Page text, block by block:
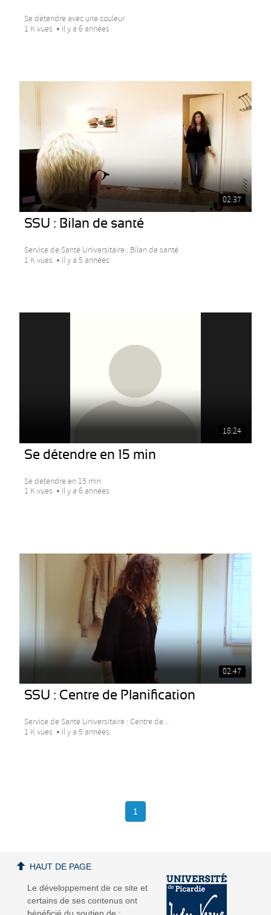
Se détendre avec une couleur
1 K vues
Il y a 6 années
02:37
SSU : Bilan de santé
Service de Santé Universitaire : Bilan de santé
1 K vues
Il y a 5 années
18:24
Se détendre en 15 min
Se détendre en 15 min
1 K vues
Il y a 6 années
02:47
SSU : Centre de Planification
Service de Santé Universitaire : Centre de...
1 K vues
Il y a 5 années
1
Le développement de ce site et
certains de ses contenus ont
HAUT DE PAGE